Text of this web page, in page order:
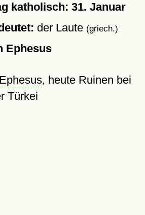
katholisch: 31. Januar
der Laute (griech.)
Ephesus
Ephesus, heute Ruinen bei
Türkei